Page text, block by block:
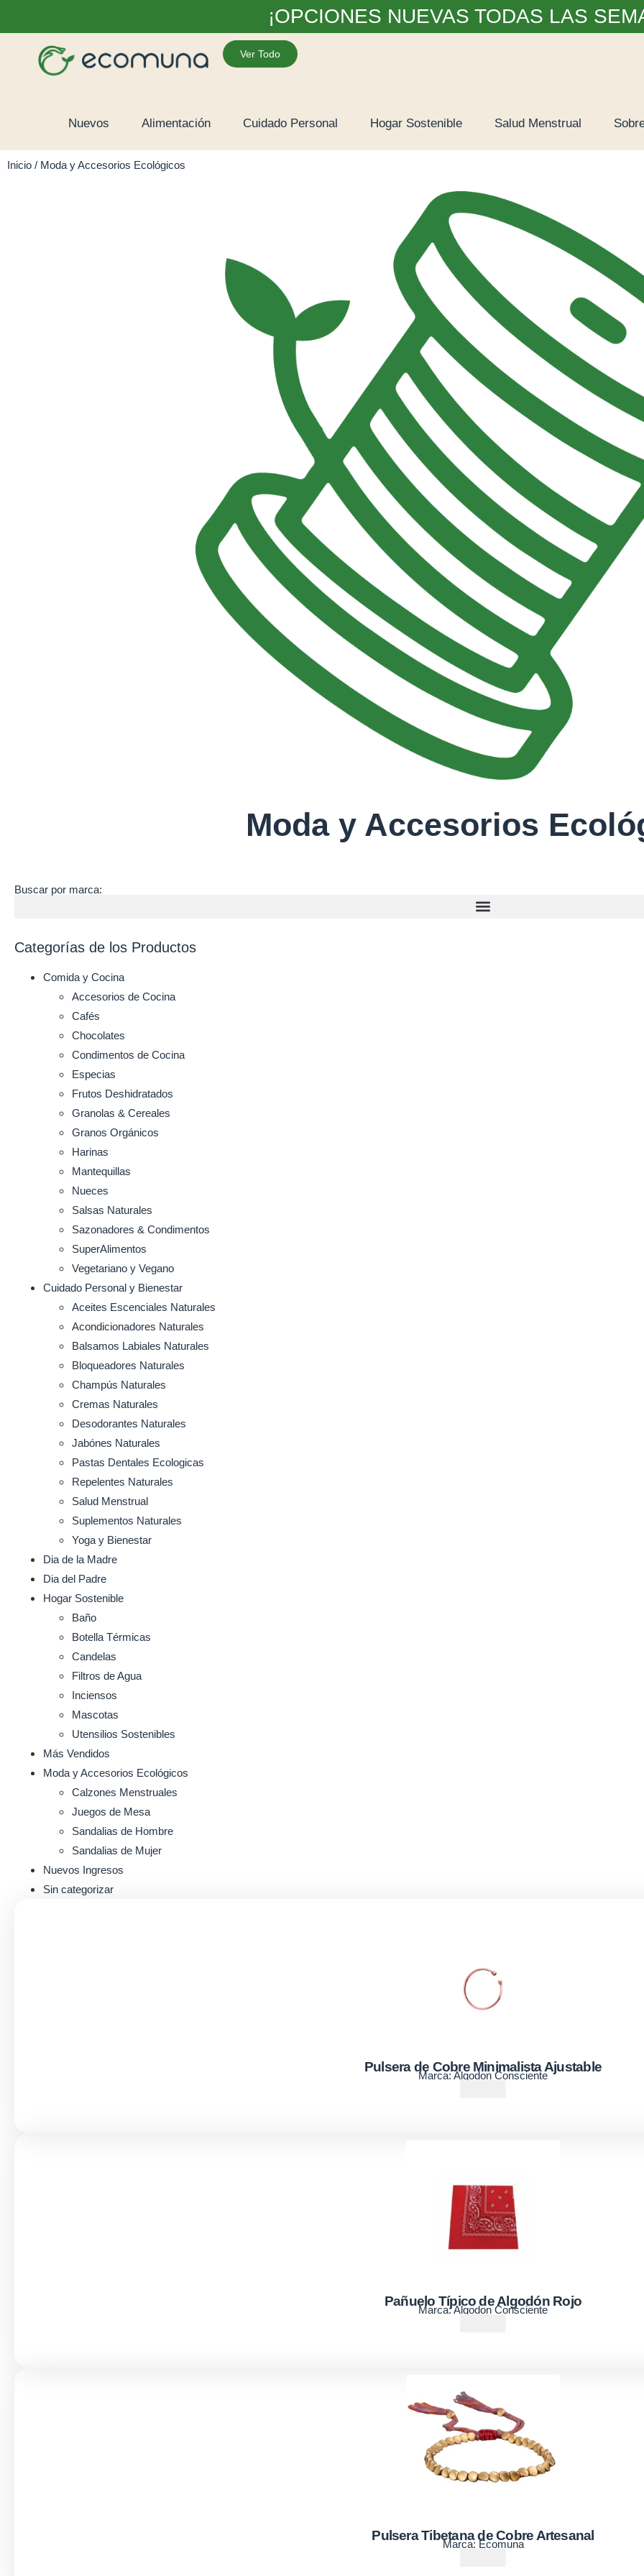
¡OPCIONES NUEVAS TODAS LAS
Ver Todo
Nuevos Alimentación Cuidado Personal Hogar Sostenible Salud Menstrual
Inicio / Moda y Accesorios Ecológicos
Moda y Accesorios
Buscar por marca:
Categorías de los Productos
Comida y Cocina
Accesorios de Cocina
Cafés
Chocolates
Condimentos de Cocina
Especias
Frutos Deshidratados
Granolas & Cereales
Granos Orgánicos
Harinas
Mantequillas
Nueces
Salsas Naturales
Sazonadores & Condimentos
SuperAlimentos
Vegetariano y Vegano
Cuidado Personal y Bienestar
Aceites Escenciales Naturales
Acondicionadores Naturales
Balsamos Labiales Naturales
Bloqueadores Naturales
Champús Naturales
Cremas Naturales
Desodorantes Naturales
Jabónes Naturales
Pastas Dentales Ecologicas
Repelentes Naturales
Salud Menstrual
Suplementos Naturales
Yoga y Bienestar
Dia de la Madre
Dia del Padre
Hogar Sostenible
Baño
Botella Térmicas
Candelas
Filtros de Agua
Inciensos
Mascotas
Utensilios Sostenibles
Más Vendidos
Moda y Accesorios Ecológicos
Calzones Menstruales
Juegos de Mesa
Sandalias de Hombre
Sandalias de Mujer
Nuevos Ingresos
Sin categorizar
Pulsera de Cobre Minimalista Ajustable
Marca:Algodon Consciente
Pañuelo Típico de Algodón Rojo
Marca:Algodon Consciente
Pulsera Tibetana de Cobre Artesanal
Marca: Ecomuna